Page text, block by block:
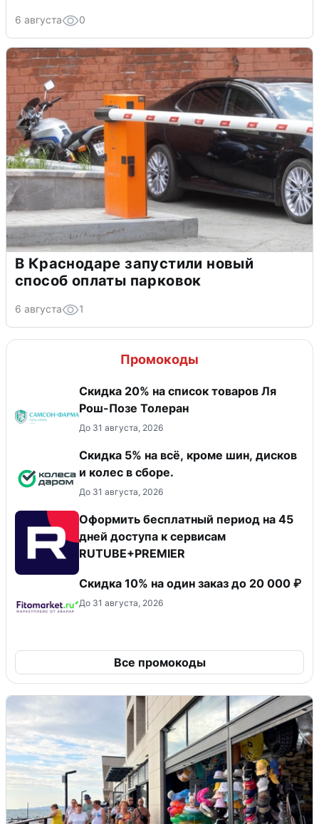
6 августа 0
В Краснодаре запустили новый
способ оплаты парковок
6 августа 1
Промокоды
Скидка 20% на список товаров Ля
Рош-Позе Толеран
До 31 августа, 2026
Скидка 5% на всё, кроме шин, дисков
и колес в сборе.
До 31 августа, 2026
Оформить бесплатный период на 45
дней доступа к сервисам
RUTUBE+PREMIER
Скидка 10% на один заказ до 20 000 ₽
До 31 августа, 2026
Все промокоды